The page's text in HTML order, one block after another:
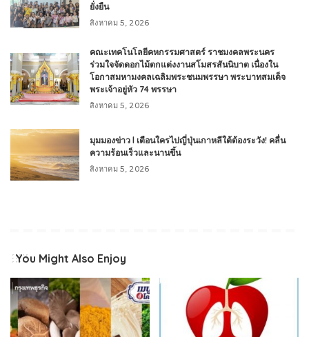
ยั่งยืน
สิงหาคม 5, 2026
คณะเทคโนโลยีคหกรรมศาสตร์ ราชมงคลพระนคร
ร่วมใจจัดดอกไม้ตกแต่งงานสโมสรสันนิบาต เนื่องใน
โอกาสมหามงคลเฉลิมพระชนมพรรษา พระบาทสมเด็จ
พระเจ้าอยู่หัว 74 พรรษา
สิงหาคม 5, 2026
มุมมองข่าว l เตือนใครไปญี่ปุ่นเกาหลีใต้ต้องระวัง! คลื่น
ความร้อนเร็วและนานขึ้น
สิงหาคม 5, 2026
You Might Also Enjoy